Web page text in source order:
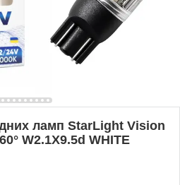
ламп StarLight Vision
W2.1X9.5d WHITE